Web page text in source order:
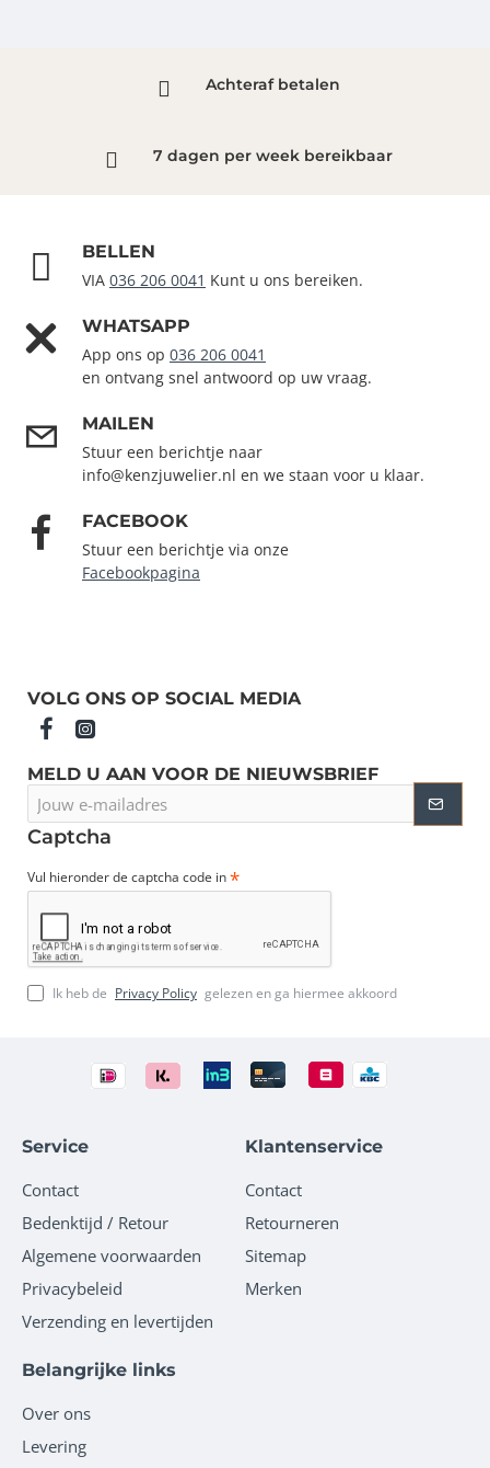
Achteraf betalen
7 dagen per week bereikbaar
BELLEN
VIA 036 206 0041 Kunt u ons bereiken.
WHATSAPP
App ons op 036 206 0041
en ontvang snel antwoord op uw vraag.
MAILEN
Stuur een berichtje naar
info@kenzjuwelier.nl en we staan voor u klaar.
FACEBOOK
Stuur een berichtje via onze
Facebookpagina
VOLG ONS OP SOCIAL MEDIA
MELD U AAN VOOR DE NIEUWSBRIEF
e-
mailadres
Captcha
Vul hieronder de captcha code in
Ik heb de Privacy Policy gelezen en ga hiermee akkoord
Service
Contact
Bedenktijd / Retour
Algemene voorwaarden
Privacybeleid
Verzending en levertijden
Klantenservice
Contact
Retourneren
Sitemap
Merken
Belangrijke links
Over ons
Levering